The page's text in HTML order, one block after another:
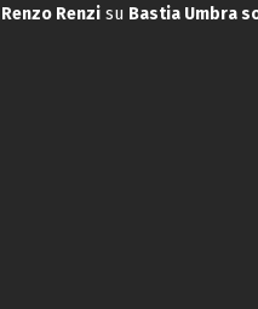
Renzo Renzisu Bastia Umbra